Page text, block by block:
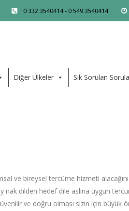
0 332 3540414 - 0 549 3540414
Diğer Ülkeler Sık Sorulan
ve bireysel tercüme hizmeti
dilden hedef dile aslına uygun
ve doğru olması sizin için büyük